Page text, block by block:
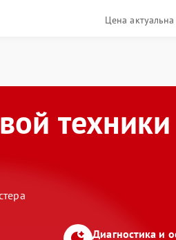
Цена
техники
Диагностика и